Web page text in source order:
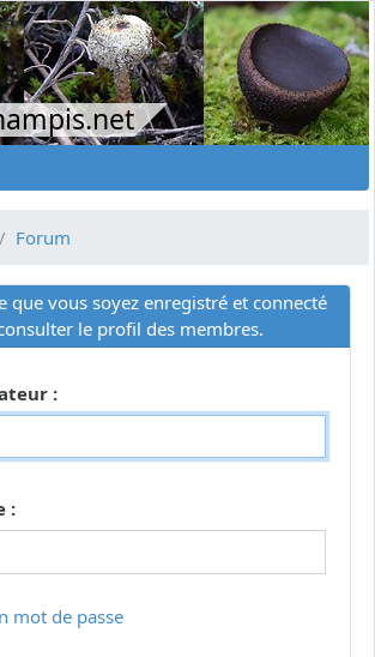
Forum
que vous soyez enregistré et connecté
le profil des membres.
:
:
mot de passe